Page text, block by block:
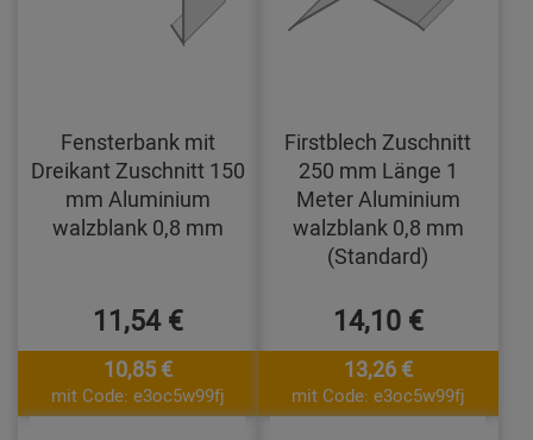
Fensterbank mit
Dreikant Zuschnitt 150
mm Aluminium
walzblank 0,8 mm
11,54 €
10,85 €
mit Code: e3oc5w99fj
Firstblech Zuschnitt
250 mm Länge 1
Meter Aluminium
walzblank 0,8 mm
(Standard)
14,10 €
13,26 €
mit Code: e3oc5w99fj